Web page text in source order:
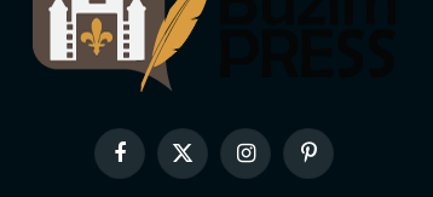
Facebook
X
(Twitter)
InstagramPinterest